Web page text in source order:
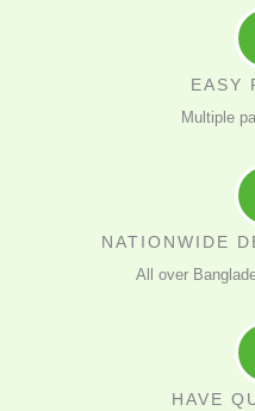
EASY
Multiple
NATIONWIDE
All over
HAVE